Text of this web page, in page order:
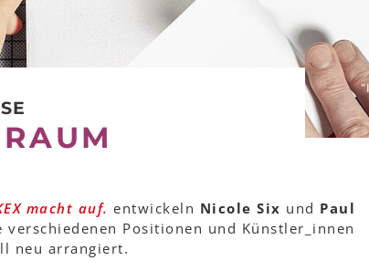
macht auf. entwickeln Nicole Six und Paul
Positionen und Künstler_innen
neu arrangiert.